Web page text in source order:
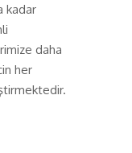
kadar
daha
her